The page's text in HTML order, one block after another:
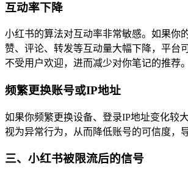
互动率下降
小红书的算法对互动率非常敏感。如果你
赞、评论、转发等互动量大幅下降，平台
不受用户欢迎，进而减少对你笔记的推荐。
频繁更换账号或IP地址
如果你频繁更换设备、登录IP地址变化较
视为异常行为，从而降低账号的可信度，
三、小红书被限流后的信号